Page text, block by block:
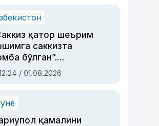
қатор шеърим
саккизта
бўлган”.
Ориповни
айбловлардан
/ 01.08.2026
қамалини